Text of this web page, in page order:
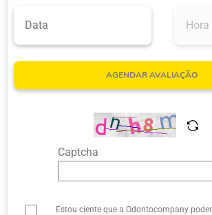
Quem Somos
AGENDAR AVALIAÇÃO
Captcha
Estou ciente que a Odontocompany